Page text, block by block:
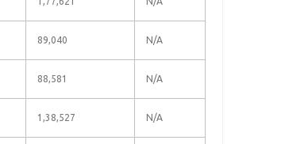
89,040 N/A
88,581 N/A
1,38,527 N/A